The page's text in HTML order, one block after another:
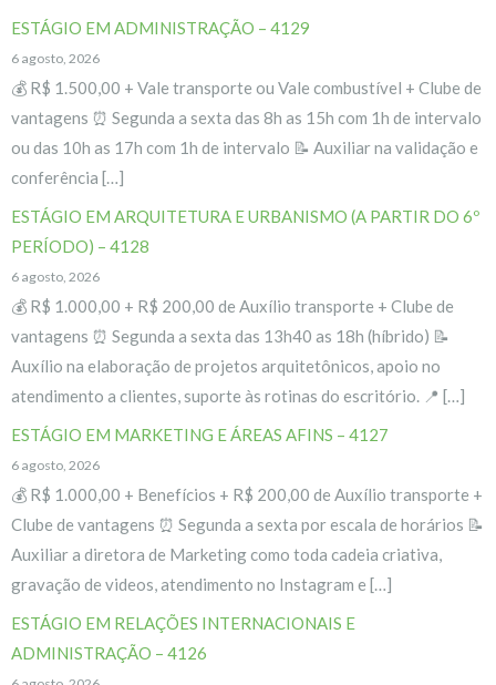
ESTÁGIO EM ADMINISTRAÇÃO – 4129
6 agosto, 2026
💰 R$ 1.500,00 + Vale transporte ou Vale combustível + Clube de
vantagens ⏰ Segunda a sexta das 8h as 15h com 1h de intervalo
ou das 10h as 17h com 1h de intervalo 📝 Auxiliar na validação e
conferência […]
ESTÁGIO EM ARQUITETURA E URBANISMO (A PARTIR DO 6º
PERÍODO) – 4128
6 agosto, 2026
💰 R$ 1.000,00 + R$ 200,00 de Auxílio transporte + Clube de
vantagens ⏰ Segunda a sexta das 13h40 as 18h (híbrido) 📝
Auxílio na elaboração de projetos arquitetônicos, apoio no
atendimento a clientes, suporte às rotinas do escritório. 📍 […]
ESTÁGIO EM MARKETING E ÁREAS AFINS – 4127
6 agosto, 2026
💰 R$ 1.000,00 + Benefícios + R$ 200,00 de Auxílio transporte +
Clube de vantagens ⏰ Segunda a sexta por escala de horários 📝
Auxiliar a diretora de Marketing como toda cadeia criativa,
gravação de videos, atendimento no Instagram e […]
ESTÁGIO EM RELAÇÕES INTERNACIONAIS E
ADMINISTRAÇÃO – 4126